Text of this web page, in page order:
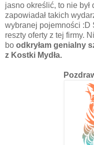
jasno określić, to nie
zapowiadał takich
wybranej pojemności :D
reszty oferty z tej firmy.
bo odkryłam genialny
z Kostki Mydła.